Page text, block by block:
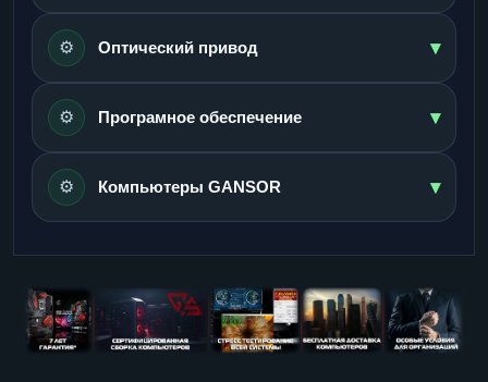
⚙️ Оптический привод ▾
⚙️ Програмное обеспечение ▾
⚙️ Компьютеры GANSOR ▾